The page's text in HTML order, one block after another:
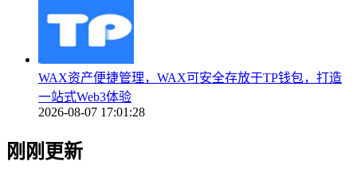
WAX资产便捷管理，WAX可安全存放于TP钱包，打造
一站式Web3体验
2026-08-07 17:01:28
刚刚更新